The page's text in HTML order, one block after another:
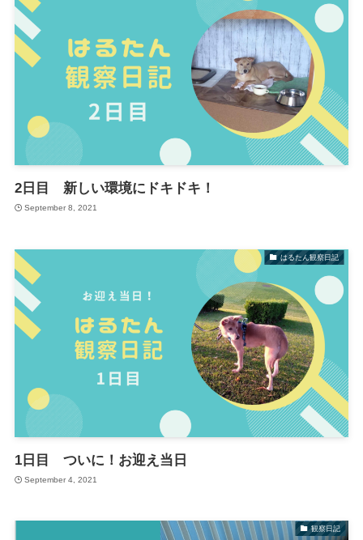
2日目 新しい環境にドキドキ！
September 8, 2021
はるたん観察日記
1日目 ついに！お迎え当日
September 4, 2021
観察日記